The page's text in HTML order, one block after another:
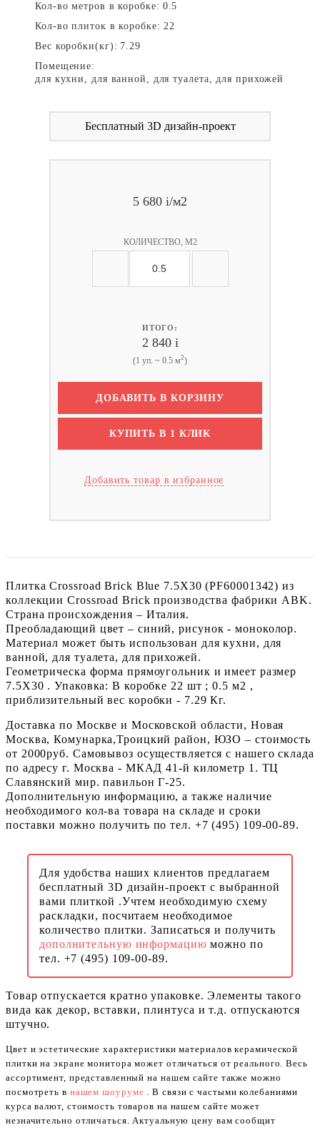
Кол-во метров в коробке: 0.5
Кол-во плиток в коробке: 22
Вес коробки(кг): 7.29
Помещение:
для кухни, для ванной, для туалета, для прихожей
Бесплатный 3D дизайн-проект
5 680 i/м2
КОЛИЧЕСТВО, М2
ИТОГО:
2 840 i
(1 уп. ~ 0.5 м2)
ДОБАВИТЬ В КОРЗИНУ
КУПИТЬ В 1 КЛИК
Добавить товар в избранное
Плитка Crossroad Brick Blue 7.5X30 (PF60001342) из
коллекции Crossroad Brick производства фабрики ABK.
Страна происхождения – Италия.
Преобладающий цвет – синий, рисунок - моноколор.
Материал может быть использован для кухни, для
ванной, для туалета, для прихожей.
Геометрическа форма прямоугольник и имеет размер
7.5X30 . Упаковка: В коробке 22 шт ; 0.5 м2 ,
приблизительный вес коробки - 7.29 Кг.
Доставка по Москве и Московской области, Новая
Москва, Комунарка,Троицкий район, ЮЗО – стоимость
от 2000руб. Самовывоз осуществляется с нашего склада
по адресу г. Москва - МКАД 41-й километр 1. ТЦ
Славянский мир. павильон Г-25.
Дополнительную информацию, а также наличие
необходимого кол-ва товара на складе и сроки
поставки можно получить по тел. +7 (495) 109-00-89.
Для удобства наших клиентов предлагаем
бесплатный 3D дизайн-проект с выбранной
вами плиткой .Учтем необходимую схему
раскладки, посчитаем необходимое
количество плитки. Записаться и получить
дополнительную информациюможно по
тел. +7 (495) 109-00-89.
Товар отпускается кратно упаковке. Элементы такого
вида как декор, вставки, плинтуса и т.д. отпускаются
штучно.
Цвет и эстетические характеристики материалов керамической
плитки на экране монитора может отличаться от реального. Весь
ассортимент, представленный на нашем сайте также можно
посмотреть в нашем шоуруме . В связи с частыми колебаниями
курса валют, стоимость товаров на нашем сайте может
незначительно отличаться. Актуальную цену вам сообщит